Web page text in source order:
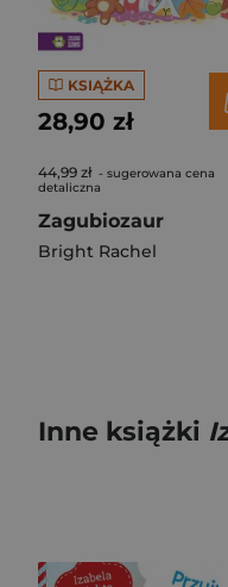
KSIĄŻKA
28,90 zł
44,99 zł - sugerowana cena
detaliczna
Zagubiozaur
Bright Rachel
Inne książki